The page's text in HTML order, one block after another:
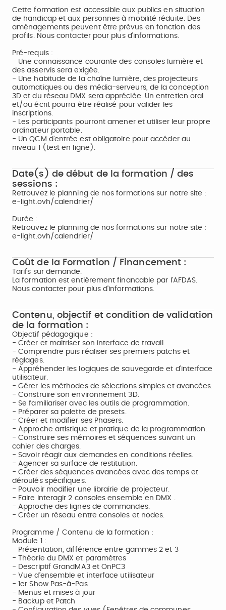
Cette formation est accessible aux publics en situation
de handicap et aux personnes à mobilité réduite. Des
aménagements peuvent être prévus en fonction des
profils. Nous contacter pour plus d’informations.
Pré-requis :
- Une connaissance courante des consoles lumière et
des asservis sera exigée.
- Une habitude de la chaîne lumière, des projecteurs
automatiques ou des média-serveurs, de la conception
3D et du réseau DMX sera appréciée. Un entretien oral
et/ou écrit pourra être réalisé pour valider les
inscriptions.
- Les participants pourront amener et utiliser leur propre
ordinateur portable.
- Un QCM d’entrée est obligatoire pour accéder au
niveau 1 (test en ligne).
Date(s) de début de la formation / des
sessions :
Retrouvez le planning de nos formations sur notre site :
e-light.ovh/calendrier/
Durée :
Retrouvez le planning de nos formations sur notre site :
e-light.ovh/calendrier/
Coût de la Formation / Financement :
Tarifs sur demande.
La formation est entièrement financable par l'AFDAS.
Nous contacter pour plus d'informations.
Contenu, objectif et condition de validation
de la formation :
Objectif pédagogique :
- Créer et maitriser son interface de travail.
- Comprendre puis réaliser ses premiers patchs et
réglages.
- Appréhender les logiques de sauvegarde et d’interface
utilisateur.
- Gérer les méthodes de sélections simples et avancées.
- Construire son environnement 3D.
- Se familiariser avec les outils de programmation.
- Préparer sa palette de presets.
- Créer et modifier ses Phasers.
- Approche artistique et pratique de la programmation.
- Construire ses mémoires et séquences suivant un
cahier des charges.
- Savoir réagir aux demandes en conditions réelles.
- Agencer sa surface de restitution.
- Créer des séquences avancées avec des temps et
déroulés spécifiques.
- Pouvoir modifier une librairie de projecteur.
- Faire interagir 2 consoles ensemble en DMX .
- Approche des lignes de commandes.
- Créer un réseau entre consoles et nodes.
Programme / Contenu de la formation :
Module 1 :
- Présentation, différence entre gammes 2 et 3
- Théorie du DMX et paramètres
- Descriptif GrandMA3 et OnPC3
- Vue d’ensemble et interface utilisateur
- 1er Show Pas-à-Pas
- Menus et mises à jour
- Backup et Patch